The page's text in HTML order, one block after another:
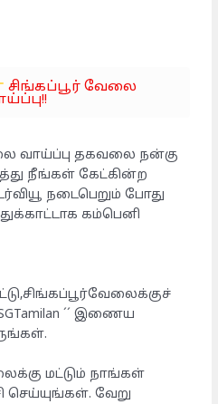
சிங்கப்பூர் வேலை
வாய்ப்பு தகவலை நன்கு
நீங்கள் கேட்கின்ற
நடைபெறும் போது
கம்பெனி
´´ இணைய
மட்டும் நாங்கள்
செய்யுங்கள். வேறு